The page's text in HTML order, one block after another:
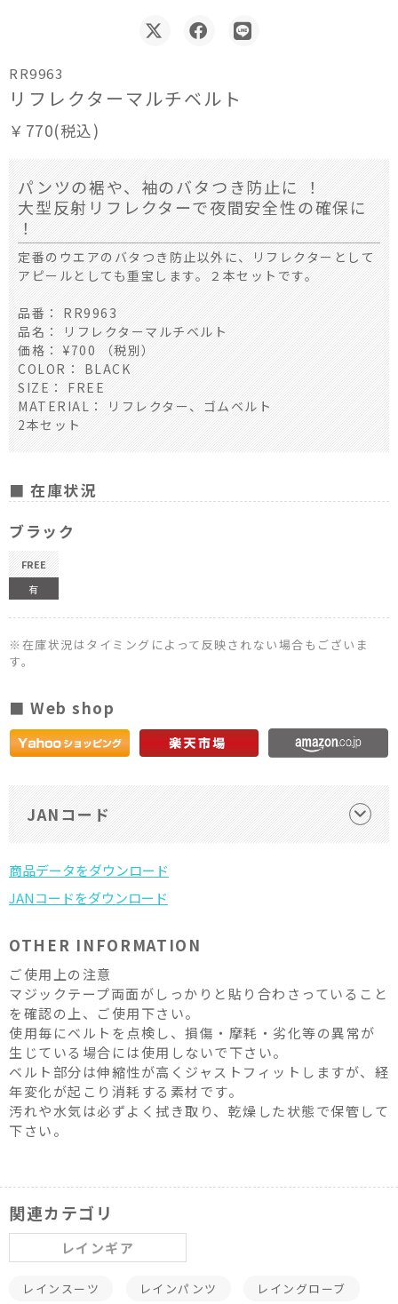
RR9963
リフレクターマルチベルト
￥770(税込)
パンツの裾や、袖のバタつき防止に ！
大型反射リフレクターで夜間安全性の確保に
！
定番のウエアのバタつき防止以外に、リフレクターとして
アピールとしても重宝します。２本セットです。
品番： RR9963
品名： リフレクターマルチベルト
価格： ¥700 （税別）
COLOR： BLACK
SIZE： FREE
MATERIAL： リフレクター、ゴムベルト
2本セット
■ 在庫状況
ブラック
FREE
有
※在庫状況はタイミングによって反映されない場合もございま
す。
■ Web shop
JANコード
OTHER INFORMATION
ご使用上の注意
マジックテープ両面がしっかりと貼り合わさっていること
を確認の上、ご使用下さい。
使用毎にベルトを点検し、損傷・摩耗・劣化等の異常が
生じている場合には使用しないで下さい。
ベルト部分は伸縮性が高くジャストフィットしますが、経
年変化が起こり消耗する素材です。
汚れや水気は必ずよく拭き取り、乾燥した状態で保管して
下さい。
関連カテゴリ
レインギア
レインスーツ レインパンツ レイングローブ